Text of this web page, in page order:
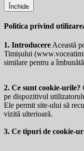
Închide
Politica privind
1. Introducere Această
Timișului (
similare pentru a
2. Ce sunt cookie-urile?
pe dispozitivul
Ele permit site-ului să
vizită ulterioară.
3. Ce tipuri de cookie-